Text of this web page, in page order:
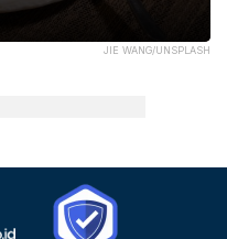
JIE WANG/UNSPLASH